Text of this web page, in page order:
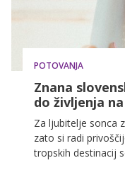
POTOVANJA
Znana
do življenja
Za ljubitelje sonca
zato si radi
tropskih destinacij